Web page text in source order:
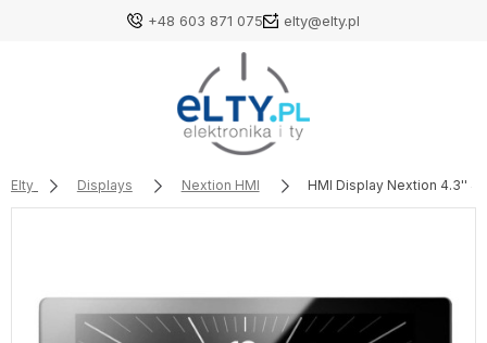
+48 603 871 075 elty@elty.pl
Elty Displays Nextion HMI HMI Display Nextion 4.3''